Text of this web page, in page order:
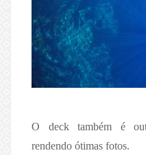
O deck também é
rendendo ótimas fotos.